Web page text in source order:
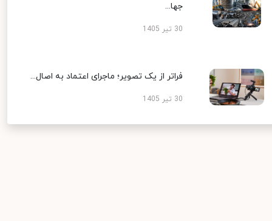
جها...
30 تیر 1405
فراتر از یک تصویر؛ ماجرای اعتماد به اصال...
30 تیر 1405